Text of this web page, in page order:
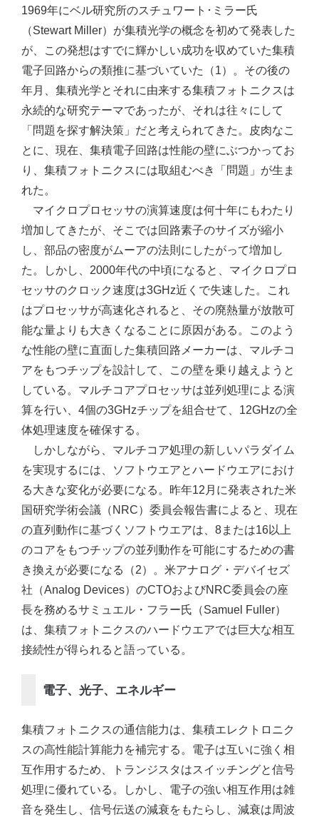
1969年にベル研究所のスチュワート･ミラー氏
（Stewart Miller）が集積光学の概念を初めて発表した
が、この発想はすでに輝かしい成功を収めていた集積
電子回路からの類推に基づいていた（1）。その後の
年月、集積光学とそれに由来する集積フォトニクスは
永続的な研究テーマであったが、それは往々にして
「問題を探す解決策」だと考えられてきた。皮肉なこ
とに、現在、集積電子回路は性能の壁にぶつかってお
り、集積フォトニクスには取組むべき「問題」が生ま
れた。
マイクロプロセッサの演算速度は何十年にもわたり
増加してきたが、そこでは回路素子のサイズが縮小
し、部品の密度がムーアの法則にしたがって増加し
た。しかし、2000年代の中頃になると、マイクロプロ
セッサのクロック速度は3GHz近くで失速した。これ
はプロセッサが高速化されると、その廃熱量が放散可
能な量よりも大きくなることに原因がある。このよう
な性能の壁に直面した集積回路メーカーは、マルチコ
アをもつチップを設計して、この壁を乗り越えようと
している。マルチコアプロセッサは並列処理による演
算を行い、4個の3GHzチップを組合せて、12GHzの全
体処理速度を確保する。
しかしながら、マルチコア処理の新しいパラダイム
を実現するには、ソフトウエアとハードウエアにおけ
る大きな変化が必要になる。昨年12月に発表された米
国研究学術会議（NRC）委員会報告書によると、現在
の直列動作に基づくソフトウエアは、8または16以上
のコアをもつチップの並列動作を可能にするための書
き換えが必要になる（2）。米アナログ・デバイセズ
社（Analog Devices）のCTOおよびNRC委員会の座
長を務めるサミュエル・フラー氏（Samuel Fuller）
は、集積フォトニクスのハードウエアでは巨大な相互
接続性が得られると語っている。
電子、光子、エネルギー
集積フォトニクスの通信能力は、集積エレクトロニク
スの高性能計算能力を補完する。電子は互いに強く相
互作用するため、トランジスタはスイッチングと信号
処理に優れている。しかし、電子の強い相互作用は雑
音を発生し、信号伝送の減衰をもたらし、減衰は周波